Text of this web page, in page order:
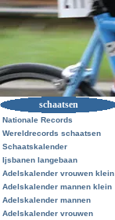
schaatsen
Nationale Records
Wereldrecords schaatsen
Schaatskalender
Ijsbanen langebaan
Adelskalender vrouwen klein
Adelskalender mannen klein
Adelskalender mannen
Adelskalender vrouwen